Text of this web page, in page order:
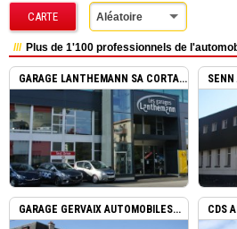
CARTE Aléatoire
Plus de 1'100 professionnels de
GARAGE LANTHEMANN SA CORTA...
GARAGE GERVAIX AUTOMOBILES... CDS